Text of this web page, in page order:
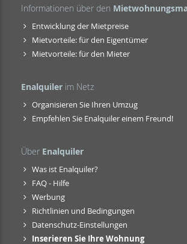
Informationen über den
Entwicklung der Mietpreise
Mietvorteile: für den Eigentümer
Mietvorteile: für den Mieter
Enalquiler im Netz
Organisieren Sie Ihren Umzug
Empfehlen Sie Enalquiler einem Freund!
Über Enalquiler
Was ist Enalquiler?
FAQ - Hilfe
Werbung
Richtlinien und Bedingungen
Datenschutz-Einstellungen
Inserieren Sie Ihre Wohnung